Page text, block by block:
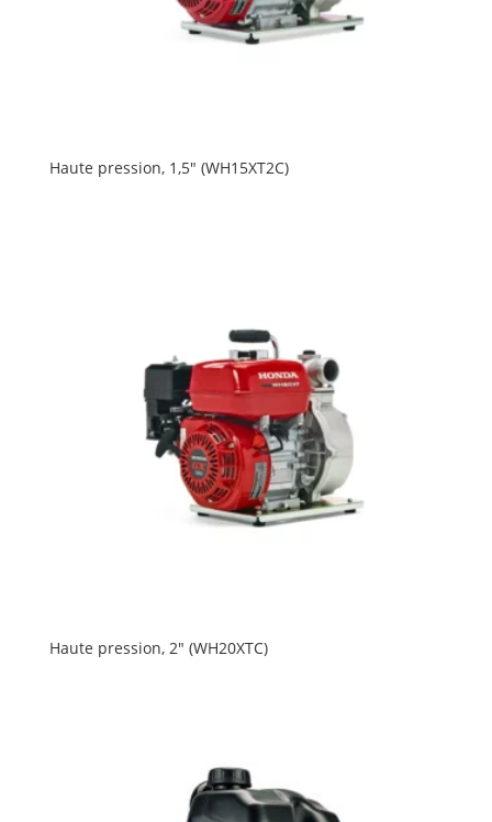
Haute pression, 1,5″ (WH15XT2C)
Haute pression, 2″ (WH20XTC)